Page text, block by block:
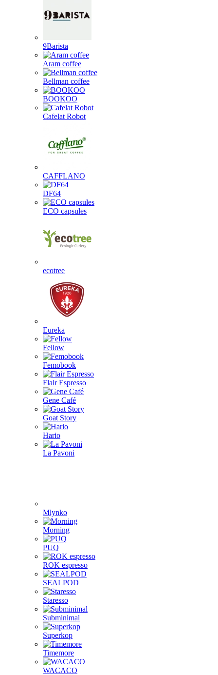
9Barista
Aram coffee
Bellman coffee
BOOKOO
Cafelat Robot
CAFFLANO
DF64
ECO capsules
ecotree
Eureka
Fellow
Femobook
Flair Espresso
Gene Café
Goat Story
Hario
La Pavoni
Mlynko
Morning
PUQ
ROK espresso
SEALPOD
Staresso
Subminimal
Superkop
Timemore
WACACO